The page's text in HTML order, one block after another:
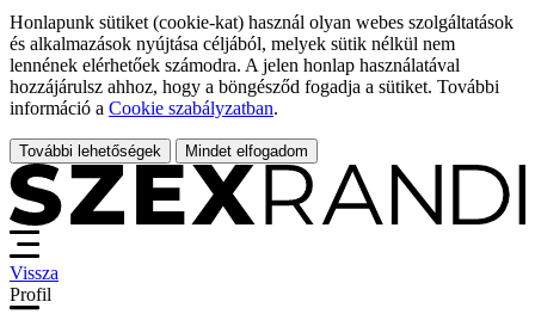
Honlapunk sütiket (cookie-kat) használ olyan webes szolgáltatások
és alkalmazások nyújtása céljából, melyek sütik nélkül nem
lennének elérhetőek számodra. A jelen honlap használatával
hozzájárulsz ahhoz, hogy a böngésződ fogadja a sütiket. További
információ a Cookie szabályzatban.
További lehetőségek Mindet elfogadom
Vissza
Profil